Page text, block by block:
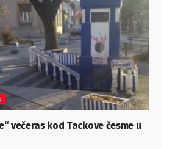
večeras kod Tackove česme u